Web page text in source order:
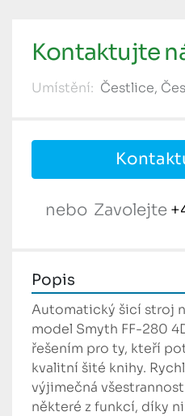
Kontaktujte
Umístění: Čestlice,
nebo Zavolejte
Popis
Automatický šicí stroj
model Smyth FF-280
řešením pro ty, kteří
kvalitní šité knihy.
výjimečná
některé z funkcí, díky